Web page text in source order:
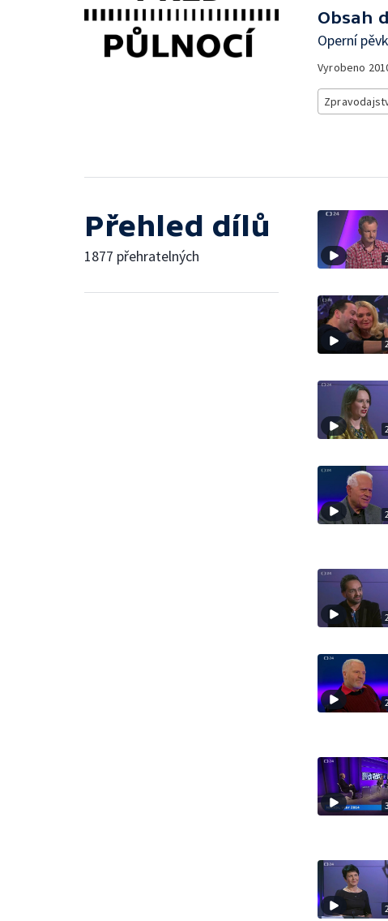
Obsah
Operní
Vyrobeno
Přehled dílů
1877 přehratelných